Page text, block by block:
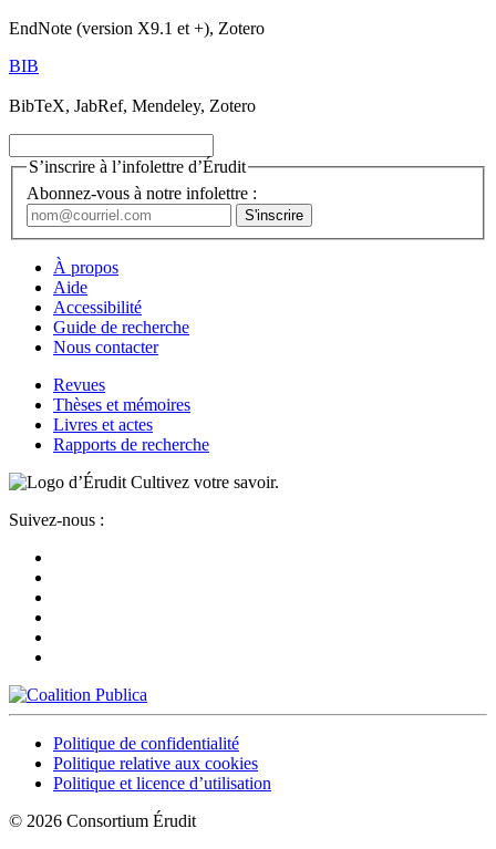
EndNote (version X9.1 et +), Zotero
BIB
BibTeX, JabRef, Mendeley, Zotero
S’inscrire à l’infolettre d’Érudit
Abonnez-vous à notre infolettre :
À propos
Aide
Accessibilité
Guide de recherche
Nous contacter
Revues
Thèses et mémoires
Livres et actes
Rapports de recherche
Cultivez votre savoir.
Suivez-nous :
Politique de confidentialité
Politique relative aux cookies
Politique et licence d’utilisation
© 2026 Consortium Érudit